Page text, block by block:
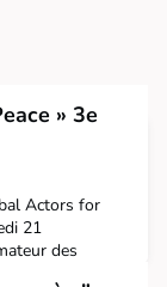
» 3e
Actors for
21
des